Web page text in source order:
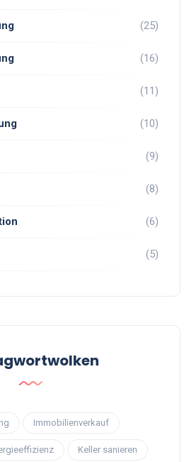
(25)
(16)
(11)
(10)
(9)
(8)
(6)
(5)
Immobilienverkauf
Keller sanieren